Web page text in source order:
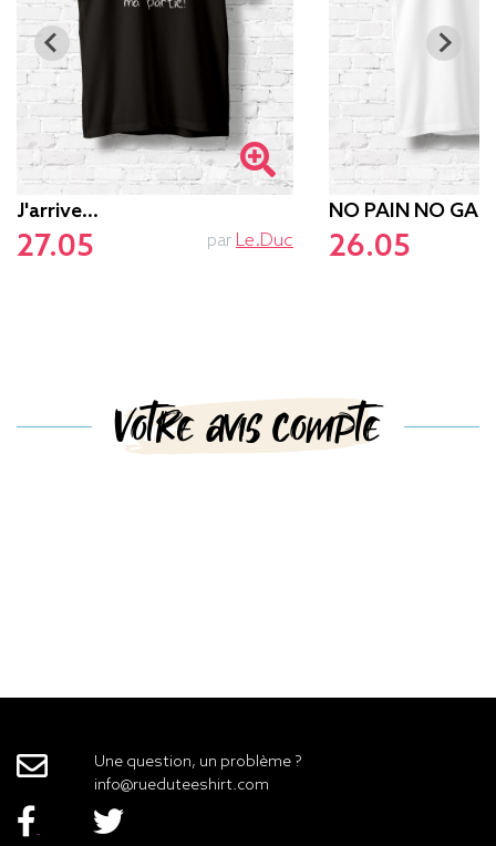
J'arrive...
27.05 par Le.duc
NO PAIN NO
26.05
Votre avis compte
Une question, un problème ?
info@rueduteeshirt.com